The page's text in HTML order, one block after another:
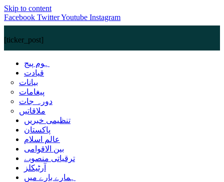
Skip to content
Facebook TwitterYoutube Instagram
[ticker_post]
ہوم پیج
قیادت
بیانات
پیغامات
دورہ جات
ملاقاتیں
تنظیمی خبریں
پاکستان
عالم اسلام
بین الاقوامی
ترقیاتی منصوبے
آرٹیکلز
ہمارے بارے میں